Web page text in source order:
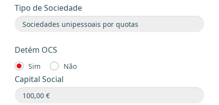
Tipo de Sociedade
Detém OCS
Sim Não
Capital Social